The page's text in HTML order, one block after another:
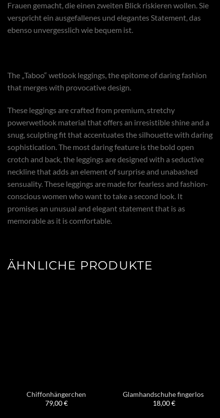
Frauen gemacht, die einen zweiten Blick riskieren wollen. Sie
verspricht ein ausgefallenes und elegantes Statement, das
ebenso unvergesslich wie bequem ist.
The „Taboo“ wetlook leggings, the epitome of daring fashion
that merges with provocative design.
These leggings are crafted from premium, stretchy
powerwetlook material that offers an irresistible shine and a
snug, sculpting fit that accentuates the silhouette with daring
sophistication. The most daring feature is the bold open
crotch and back, the leggings are designed with a seductive
neckline that adds an element of surprise and unabashed
sensuality. These leggings are made for fearless and fashion-
conscious women who want to take a second look. It
promises an unusual and elegant statement that is as
memorable as it is comfortable.
ÄHNLICHE PRODUKTE
Chiffonhängerchen
79,00€
Glamhandschuhe fingerlos
18,00€